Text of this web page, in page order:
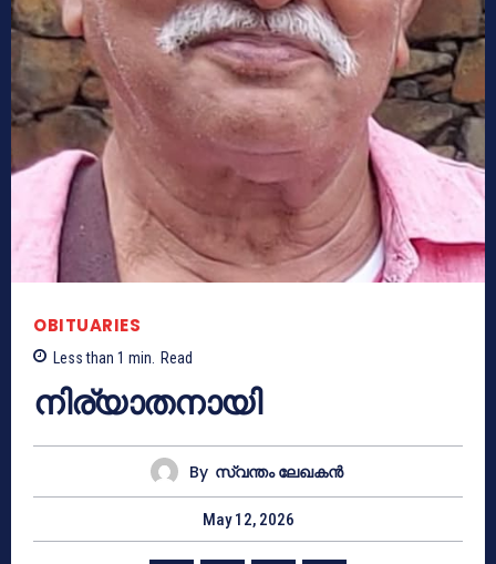
OBITUARIES
Less than 1 min. Read
നിര്യാതനായി
By സ്വന്തം ലേഖകന്‍
May 12, 2026